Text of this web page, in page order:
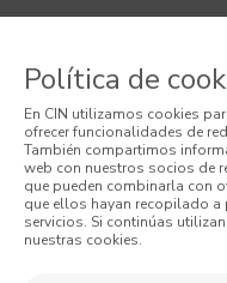
Términos y Condiciones
Política de Privacidad
Política de Cookies
Política de
En CIN utilizamos cookies
ofrecer funcionalidades de
También compartimos
web con nuestros socios de
que pueden combinarla con
que ellos hayan recopilado
servicios. Si continúas
nuestras cookies.